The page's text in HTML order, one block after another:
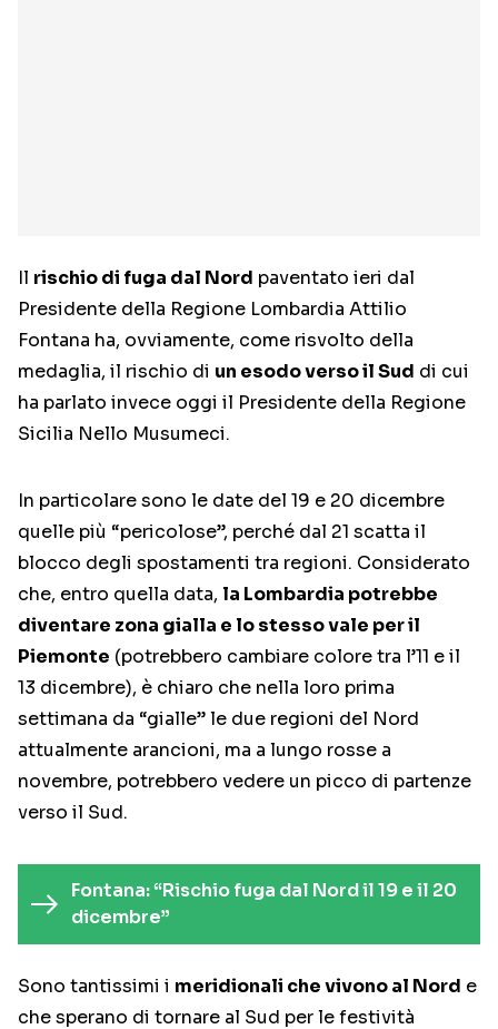
Il rischio di fuga dal Nord paventato ieri dal
Presidente della Regione Lombardia Attilio
Fontana ha, ovviamente, come risvolto della
medaglia, il rischio di un esodo verso il Sud di cui
ha parlato invece oggi il Presidente della Regione
Sicilia Nello Musumeci.
In particolare sono le date del 19 e 20 dicembre
quelle più “pericolose”, perché dal 21 scatta il
blocco degli spostamenti tra regioni. Considerato
che, entro quella data, la Lombardia potrebbe
diventare zona gialla e lo stesso vale per il
Piemonte (potrebbero cambiare colore tra l’11 e il
13 dicembre), è chiaro che nella loro prima
settimana da “gialle” le due regioni del Nord
attualmente arancioni, ma a lungo rosse a
novembre, potrebbero vedere un picco di partenze
verso il Sud.
Fontana: “Rischio fuga dal Nord il 19 e il 20
dicembre”
Sono tantissimi i meridionali che vivono al Nord e
che sperano di tornare al Sud per le festività